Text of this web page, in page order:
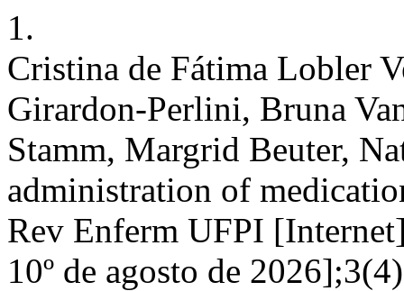
1.
Cristina de Fátima Lobler
Girardon-Perlini, Bruna
Stamm, Margrid Beuter,
administration of
Rev Enferm UFPI
10º de agosto de